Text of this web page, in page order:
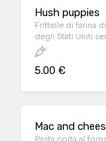
Hush puppies
Frittelle di farina
degli Stati Uniti
5.00 €
Mac and
Pasta corta al